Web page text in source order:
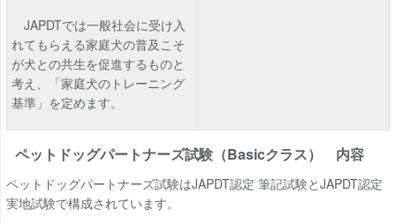
JAPDTでは一般社会に受け入
れてもらえる家庭犬の普及こそ
が犬との共生を促進するものと
考え、「家庭犬のトレーニング
基準」を定めます。
ペットドッグパートナーズ試験（Basicクラス） 内容
ペットドッグパートナーズ試験はJAPDT認定 筆記試験とJAPDT認定
実地試験で構成されています。